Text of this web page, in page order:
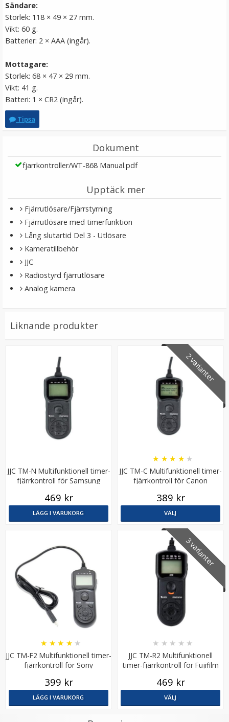
Puluz Motorcykelhjälmsfäste för GoPro Hero9 Black /8
★★★★★
149 kr
LÄGG I VARUKORG
Sändare:
Storlek: 118 × 49 × 27 mm.
Vikt: 60 g.
Batterier: 2 × AAA (ingår).
Mottagare:
Storlek: 68 × 47 × 29 mm.
Vikt: 41 g.
Batteri: 1 × CR2 (ingår).
Tipsa
Dokument
fjarrkontroller/WT-868 Manual.pdf
Upptäck mer
Fjärrutlösare/Fjärrstyrning
Fjärrutlösare med timerfunktion
Lång slutartid Del 3 - Utlösare
Kameratillbehör
JJC
Radiostyrd fjärrutlösare
Analog kamera
Liknande produkter
JJC TM-N Multifunktionell timer-
fjärrkontroll för Samsung
469 kr
LÄGG I VARUKORG
2 varianter
JJC TM-C Multifunktionell timer-
fjärrkontroll för Canon
★ ★ ★ ★ ★
389 kr
VÄLJ
JJC TM-F2 Multifunktionell timer-
fjärrkontroll för Sony
★ ★ ★ ★ ★
399 kr
LÄGG I VARUKORG
3 varianter
JJC TM-R2 Multifunktionell
timer-fjärrkontroll för Fujifilm
★ ★ ★ ★ ★
469 kr
VÄLJ